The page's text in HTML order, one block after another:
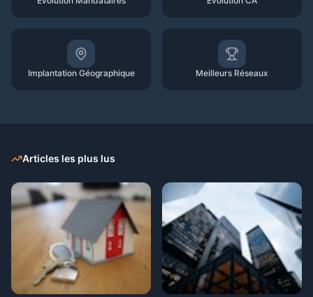
Implantation Géographique Meilleurs Réseaux
Articles les plus lus